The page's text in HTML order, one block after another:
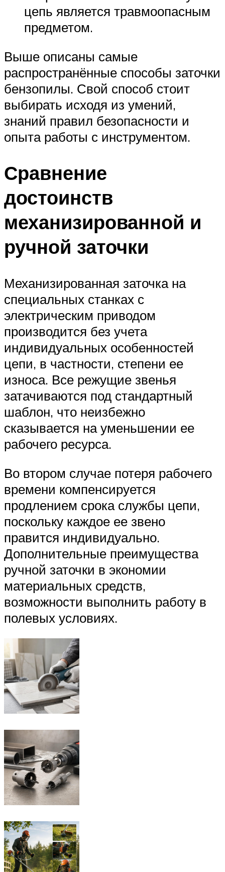
цепь является травмоопасным
предметом.
Выше описаны самые
распространённые способы заточки
бензопилы. Свой способ стоит
выбирать исходя из умений,
знаний правил безопасности и
опыта работы с инструментом.
Сравнение
достоинств
механизированной и
ручной заточки
Механизированная заточка на
специальных станках с
электрическим приводом
производится без учета
индивидуальных особенностей
цепи, в частности, степени ее
износа. Все режущие звенья
затачиваются под стандартный
шаблон, что неизбежно
сказывается на уменьшении ее
рабочего ресурса.
Во втором случае потеря рабочего
времени компенсируется
продлением срока службы цепи,
поскольку каждое ее звено
правится индивидуально.
Дополнительные преимущества
ручной заточки в экономии
материальных средств,
возможности выполнить работу в
полевых условиях.